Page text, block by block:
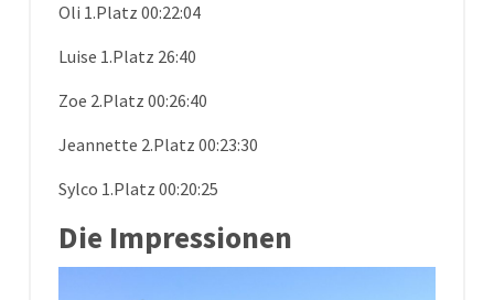
Oli 1.Platz 00:22:04
Luise 1.Platz 26:40
Zoe 2.Platz 00:26:40
Jeannette 2.Platz 00:23:30
Sylco 1.Platz 00:20:25
Die Impressionen